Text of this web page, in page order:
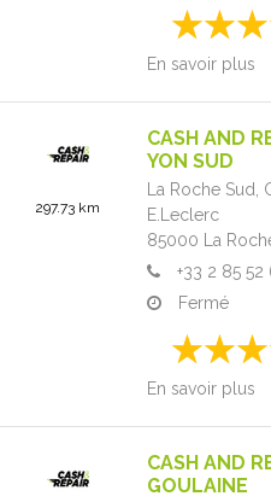
En savoir plus
297.73 km
CASH AND
YON SUD
La Roche Sud,
E.Leclerc
85000 La
+33 2 85 52
Fermé
En savoir plus
CASH AND
GOULAINE